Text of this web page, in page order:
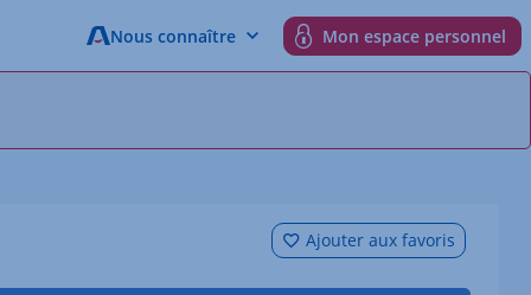
Nous connaître Mon espace personnel
Ajouter aux favoris